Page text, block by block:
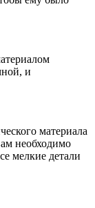
и
материала
необходимо
мелкие детали